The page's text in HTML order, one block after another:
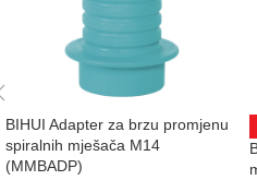
BIHUI Adapter za brzu promjenu
spiralnih mješača M14
(MMBADP)